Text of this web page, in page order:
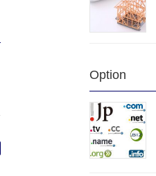
Option